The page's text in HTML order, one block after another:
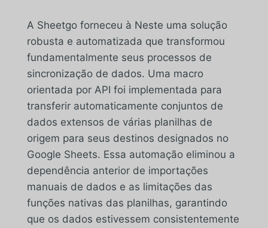
A Sheetgo forneceu à Neste uma solução
robusta e automatizada que transformou
fundamentalmente seus processos de
sincronização de dados. Uma macro
orientada por API foi implementada para
transferir automaticamente conjuntos de
dados extensos de várias planilhas de
origem para seus destinos designados no
Google Sheets. Essa automação eliminou a
dependência anterior de importações
manuais de dados e as limitações das
funções nativas das planilhas, garantindo
que os dados estivessem consistentemente